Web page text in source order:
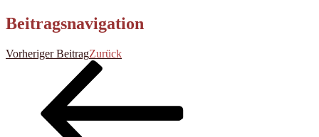
Beitragsnavigation
Vorheriger BeitragZurück